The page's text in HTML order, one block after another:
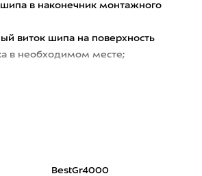
шипа в наконечник монтажного
виток шипа на поверхность
в необходимом месте;
BestGr4000